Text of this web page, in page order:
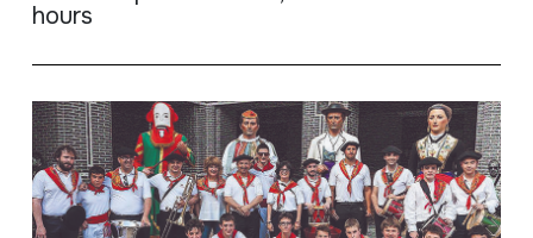
hours